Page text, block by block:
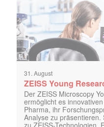
31. August
ZEISS Young
Der ZEISS Microscopy
ermöglicht es
Pharma, ihr
Analyse zu
zu ZEISS-Technologien,